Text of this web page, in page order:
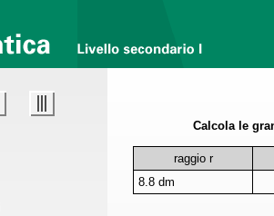
Calcola le
raggio r
8.8 dm